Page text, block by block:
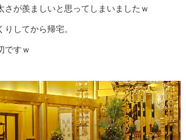
さが羨ましいと思ってしまいましたｗ
してから帰宅。
ですｗ